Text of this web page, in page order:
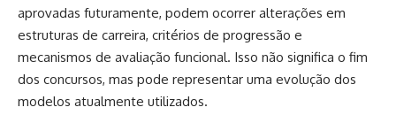
aprovadas futuramente, podem ocorrer alterações em
estruturas de carreira, critérios de progressão e
mecanismos de avaliação funcional. Isso não significa o fim
dos concursos, mas pode representar uma evolução dos
modelos atualmente utilizados.